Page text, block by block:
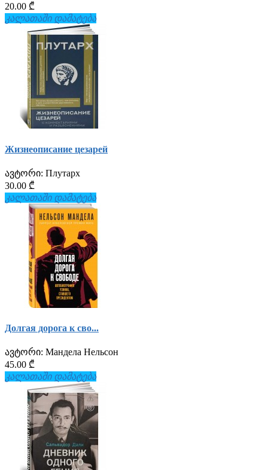
20.00 ₾
კალათაში დამატება
Жизнеописание цезарей
ავტორი: Плутарх
30.00 ₾
კალათაში დამატება
Долгая дорога к сво...
ავტორი: Мандела Нельсон
45.00 ₾
კალათაში დამატება